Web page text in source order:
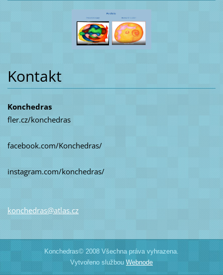
Kontakt
Konchedras
fler.cz/konchedras
facebook.com/Konchedras/
instagram.com/konchedras/
konchedras@atlas.cz
Konchedras© 2008 Všechna práva vyhrazena.
Vytvořeno službou Webnode